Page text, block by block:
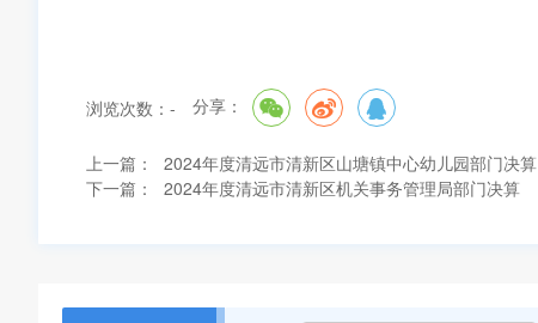
浏览次数： - 分享：
上一篇：
2024年度清远市清新区山塘镇中心幼儿园部门决算
下一篇：
2024年度清远市清新区机关事务管理局部门决算